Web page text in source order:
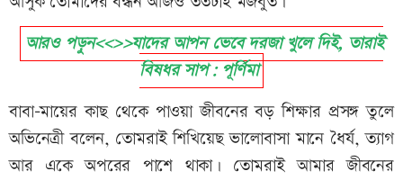
আরও পড়ুন<<>>যাদের আপন ভেবে দরজা খুলে দিই, তারাই
বিষধর সাপ: পূর্ণিমা
বাবা-মায়ের কাছ থেকে পাওয়া জীবনের বড় শিক্ষার প্রসঙ্গ তুলে
অভিনেত্রী বলেন, তোমরাই শিখিয়েছ ভালোবাসা মানে ধৈর্য, ত্যাগ
আর একে অপরের পাশে থাকা। তোমরাই আমার জীবনের